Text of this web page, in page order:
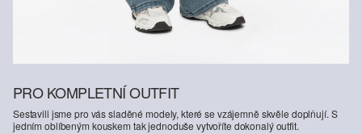
PRO KOMPLETNÍ OUTFIT
Sestavili jsme pro vás sladěné modely, které se vzájemně skvěle doplňují. S
jedním oblíbeným kouskem tak jednoduše vytvoříte dokonalý outfit.